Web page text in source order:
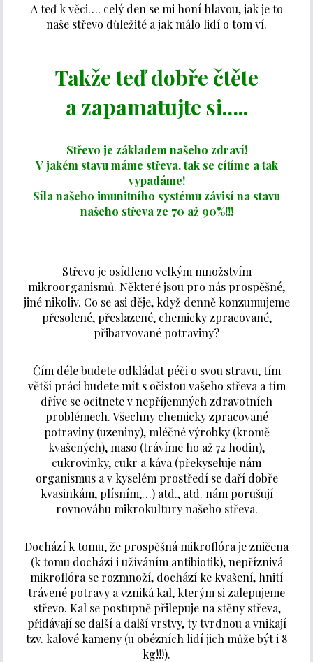
A teď k věci…. celý den se mi honí hlavou, jak je to
naše střevo důležité a jak málo lidí o tom ví.
Takže teď dobře čtěte
a zapamatujte si…..
Střevo je základem našeho zdraví!
V jakém stavu máme střeva, tak se cítíme a tak
vypadáme!
Síla našeho imunitního systému závisí na stavu
našeho střeva ze 70 až 90%!!!
Střevo je osídleno velkým množstvím
mikroorganismů. Některé jsou pro nás prospěšné,
jiné nikoliv. Co se asi děje, když denně konzumujeme
přesolené, přeslazené, chemicky zpracované,
přibarvované potraviny?
Čím déle budete odkládat péči o svou stravu, tím
větší práci budete mít s očistou vašeho střeva a tím
dříve se ocitnete v nepříjemných zdravotních
problémech. Všechny chemicky zpracované
potraviny (uzeniny), mléčné výrobky (kromě
kvašených), maso (trávíme ho až 72 hodin),
cukrovinky, cukr a káva (překyseluje nám
organismus a v kyselém prostředí se daří dobře
kvasinkám, plísním,…) atd., atd. nám porušují
rovnováhu mikrokultury našeho střeva.
Dochází k tomu, že prospěšná mikroflóra je zničena
(k tomu dochází i užíváním antibiotik), nepříznivá
mikroflóra se rozmnoží, dochází ke kvašení, hnití
trávené potravy a vzniká kal, kterým si zalepujeme
střevo. Kal se postupně přilepuje na stěny střeva,
přidávají se další a další vrstvy, ty tvrdnou a vnikají
tzv. kalové kameny (u obézních lidí jich může být i 8
kg!!!).